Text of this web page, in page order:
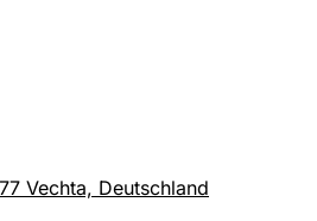
Vechta, Deutschland